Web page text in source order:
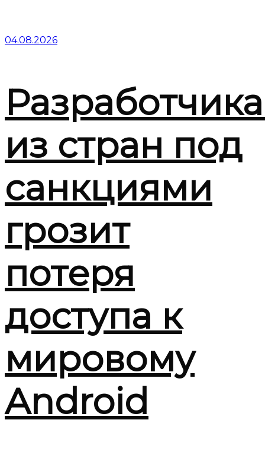
04.08.2026
из стран под
санкциями
грозит
потеря
доступа к
мировому
Android